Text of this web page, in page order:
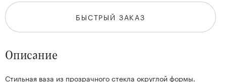
БЫСТРЫЙ ЗАКАЗ
Описание
Стильная ваза из прозрачного стекла округлой формы.